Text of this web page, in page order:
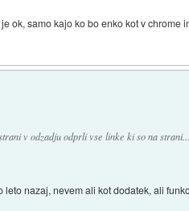
ok, samo kajo ko bo enko kot v
v odzadju odprli vse linke ki so na
nazaj, nevem ali kot dodatek, ali